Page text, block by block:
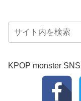
KPOP monster